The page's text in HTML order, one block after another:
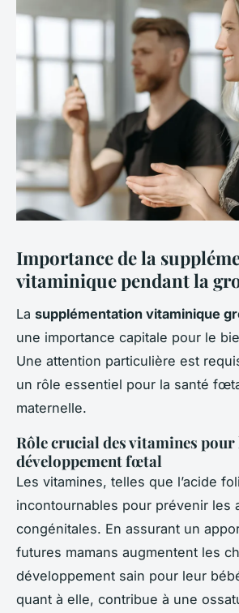
Importance de la
vitaminique pendant la
La supplémentation vitaminique
une importance capitale pour le
Une attention particulière est
un rôle essentiel pour la santé
maternelle.
Rôle crucial des vitamines pour
développement fœtal
Les vitamines, telles que l’acide
incontournables pour prévenir les
congénitales. En assurant un
futures mamans augmentent les
développement sain pour leur
quant à elle, contribue à une